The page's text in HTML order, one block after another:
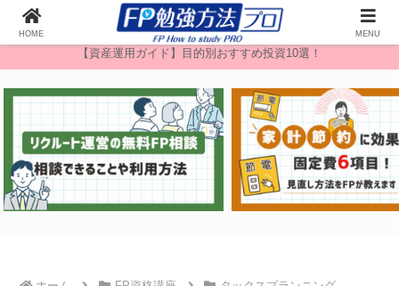
無料FP相談
【資産運用ガイド】目的別おすすめ投資10選！
HOME MENU